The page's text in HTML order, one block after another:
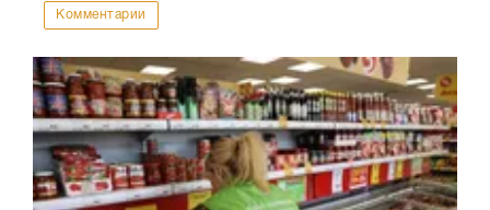
Комментарии